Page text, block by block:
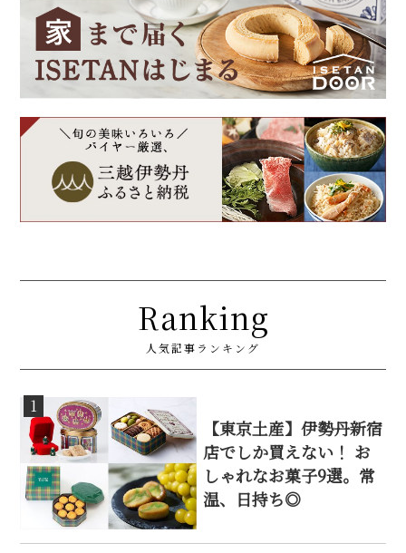
Ranking
人気記事ランキング
1
【東京土産】伊勢丹新宿
店でしか買えない！ お
しゃれなお菓子9選。常
温、日持ち◎